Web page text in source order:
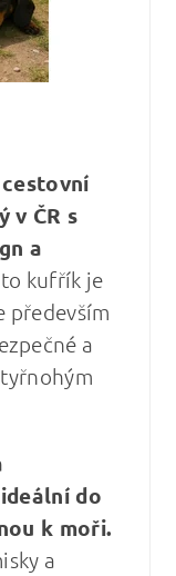
v ČR s
a
kufřík je
především
a
do
k moři.
a